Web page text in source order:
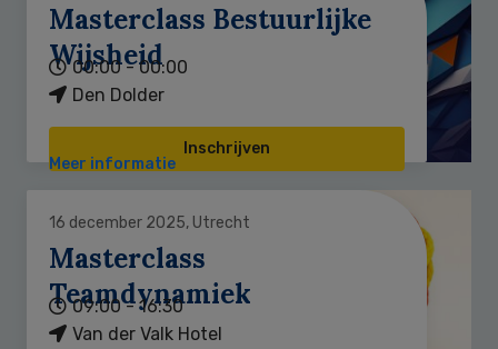
Masterclass Bestuurlijke
Wijsheid
00:00 - 00:00
Den Dolder
Inschrijven
Meer informatie
16 december 2025, Utrecht
Masterclass
Teamdynamiek
09:00 - 16:30
Van der Valk Hotel